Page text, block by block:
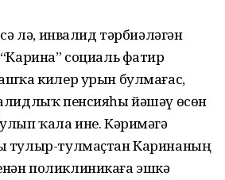
лә, инвалид тәрбиәләгән
социаль фатир
килер урын булмағас,
пенсияһы йәшәү өсөн
ҡала ине. Кәримәгә
тулыр-тулмаҫтан Каринаның
поликлиникаға эшкә